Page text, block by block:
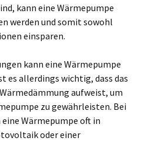
kann eine Wärmepumpe
werden und somit sowohl
einsparen.
kann eine Wärmepumpe
es allerdings wichtig, dass das
aufweist, um
zu gewährleisten. Bei
Wärmepumpe oft in
oder einer